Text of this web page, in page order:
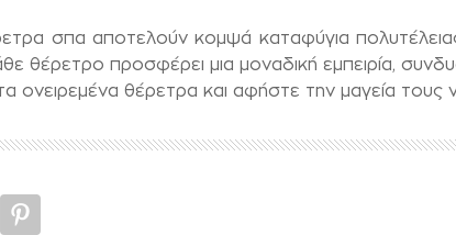
σπα αποτελούν κομψά καταφύγια
θέρετρο προσφέρει μια μοναδική εμπειρία,
ονειρεμένα θέρετρα και αφήστε την μαγεία